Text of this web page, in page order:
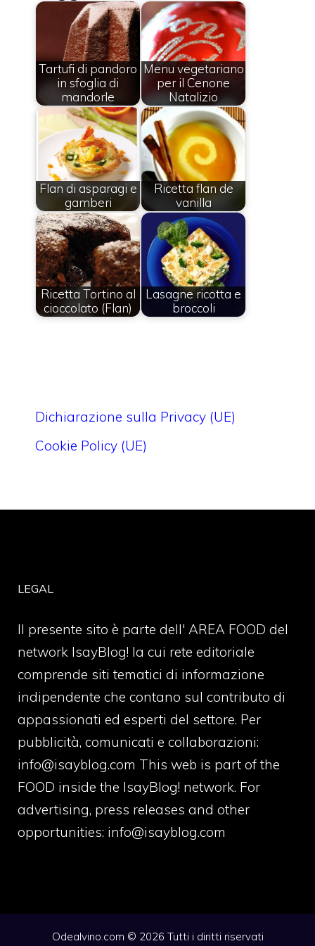
Tartufi di pandoro
in sfoglia di
mandorle
Menu vegetariano
per il Cenone
Natalizio
Flan di asparagi e
gamberi
Ricetta flan de
vanilla
Ricetta Tortino al
cioccolato (Flan)
Lasagne ricotta e
broccoli
Dichiarazione sulla Privacy (UE)
Cookie Policy (UE)
LEGAL
Il presente sito è parte dell' AREA FOOD del
network IsayBlog! la cui rete editoriale
comprende siti tematici di informazione
indipendente che contano sul contributo di
appassionati ed esperti del settore. Per
pubblicità, comunicati e collaborazioni:
info@isayblog.com This web is part of the
FOOD inside the IsayBlog! network. For
advertising, press releases and other
opportunities: info@isayblog.com
Odealvino.com © 2026 Tutti i diritti riservati